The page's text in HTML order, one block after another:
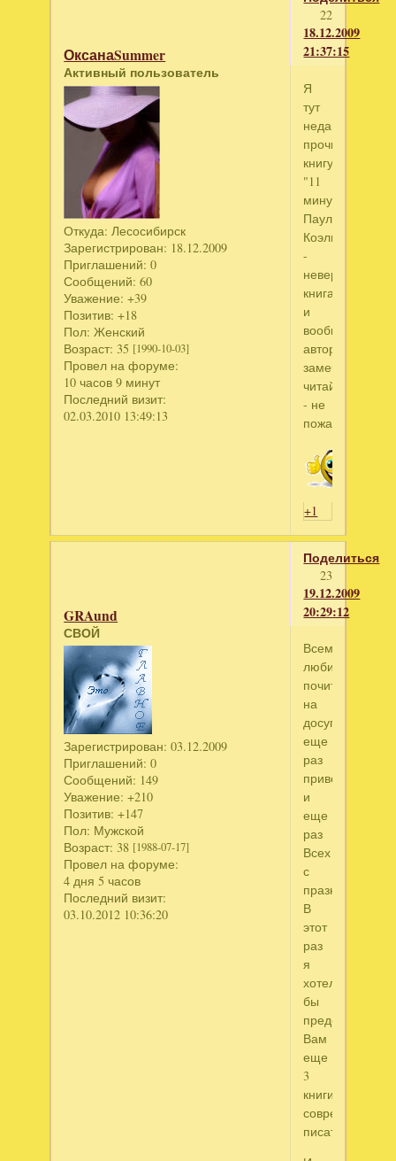
22
18.12.2009
21:37:15
ОксанаSummer
Активный пользователь
Откуда: Лесосибирск
Зарегистрирован: 18.12.2009
Приглашений: 0
Сообщений: 60
Уважение: +39
Позитив: +18
Пол: Женский
Возраст: 35 [1990-10-03]
Провел на форуме:
10 часов 9 минут
Последний визит:
02.03.2010 13:49:13
Я
тут
недавно
прочитала
книгу
"11
минут"
Пауло
Коэльо
-
невероятная
книга,
и
вообще
автор
читайте
- не
пожалеете!))
+1
Поделиться
23
19.12.2009
20:29:12
GRAund
СВОЙ
Зарегистрирован: 03.12.2009
Приглашений: 0
Сообщений: 149
Уважение: +210
Позитив: +147
Пол: Мужской
Возраст: 38 [1988-07-17]
Провел на форуме:
4 дня 5 часов
Последний визит:
03.10.2012 10:36:20
Всем
любителям
почитать
на
досуге
еще
раз
привет,
и
еще
раз
Всех
с
празником.
В
этот
раз
я
хотел
бы
представить
Вам
еще
3
книги
современных
писателей.